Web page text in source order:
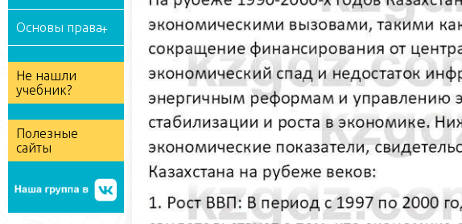
Основы права
Не нашли
учебник?
Полезные
сайты